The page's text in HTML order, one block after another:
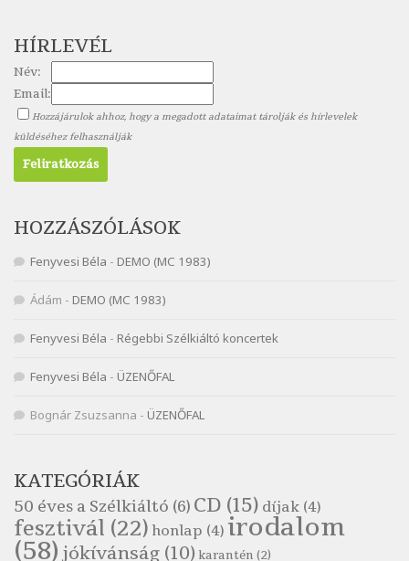
Szélkiáltó
Nagy Bandó András: Pöttyös katica
Szélkiáltó
Nagy Bandó András: Scarabeus
Szélkiáltó
Nagy Bandó András: Ülj le csak egyszer
Nagy Bandó András: Vakondok
Nagy Bandó András: Vizilóblues
Szélkiáltó
Szélkiáltó
Népköltés: Most érkeztünk
Szélkiáltó
Népköltés: Reggeli köszöntő
Szélkiáltó
Pákolitz István: Bakarasz
Szélkiáltó
HÍRLEVÉL
Név:
Email:
Hozzájárulok ahhoz, hogy a megadott adataimat tárolják és hírlevelek
küldéséhez felhasználják
HOZZÁSZÓLÁSOK
Fenyvesi Béla - DEMO (MC 1983)
Ádám - DEMO (MC 1983)
Fenyvesi Béla - Régebbi Szélkiáltó koncertek
Fenyvesi Béla - ÜZENŐFAL
Bognár Zsuzsanna - ÜZENŐFAL
KATEGÓRIÁK
50 éves a Szélkiáltó (6) CD (15) díjak (4)
fesztivál (22) honlap (4) irodalom
(58)jókívánság (10) karantén (2)